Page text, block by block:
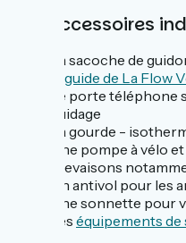
Les accessoires
La sacoche de
guide de La Flow
Le porte téléphone
guidage
La gourde -
Une pompe à vélo
crevaisons
Un antivol pour les
Une sonnette pour
Les équipements de